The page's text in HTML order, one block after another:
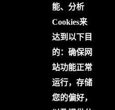
能、分析
Cookies来
达到以下目
的：确保网
站功能正常
运行，存储
您的偏好，